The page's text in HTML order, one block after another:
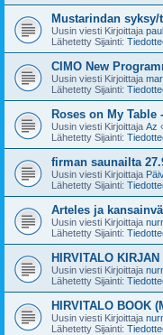
Mustarindan syksy/
Uusin viesti Kirjoittaja
Lähetetty Sijainti:
CIMO New
Uusin viesti Kirjoittaja
Lähetetty Sijainti:
Roses on My
Uusin viesti Kirjoittaja Az
Lähetetty Sijainti:
firman saunailta
Uusin viesti Kirjoittaja
Lähetetty Sijainti:
Arteles ja
Uusin viesti Kirjoittaja
Lähetetty Sijainti:
HIRVITALO
Uusin viesti Kirjoittaja
Lähetetty Sijainti:
HIRVITALO BOOK
Uusin viesti Kirjoittaja
Lähetetty Sijainti: